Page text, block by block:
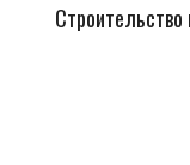
Строительство